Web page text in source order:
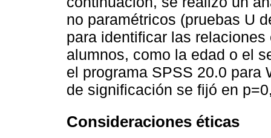
no paramétricos (pruebas U
para identificar las
alumnos, como la edad o el
el programa SPSS 20.0 para
de significación se fijó en
Consideraciones éticas